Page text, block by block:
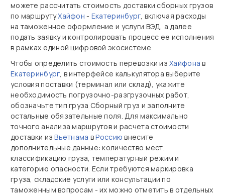
можете рассчитать стоимость доставки сборных грузов
по маршрутуХайфон - Екатеринбург, включая расходы
на таможенное оформление и услуги ВЭД, а далее
подать заявку и контролировать процесс ее исполнения
в рамках единой цифровой экосистеме.
Чтобы определить стоимость перевозки изХайфона в
Екатеринбург, в интерфейсе калькулятора выберите
условия поставки (терминал или склад), укажите
необходимость погрузочно‑разгрузочных работ,
обозначьте тип груза Сборный груз и заполните
остальные обязательные поля. Для максимально
точного анализа маршрутов и расчета стоимости
доставки изВьетнама вРоссию внесите
дополнительные данные: количество мест,
классификацию груза, температурный режим и
категорию опасности. Если требуются маркировка
груза, складские услуги или консультации по
таможенным вопросам - их можно отметить в отдельных